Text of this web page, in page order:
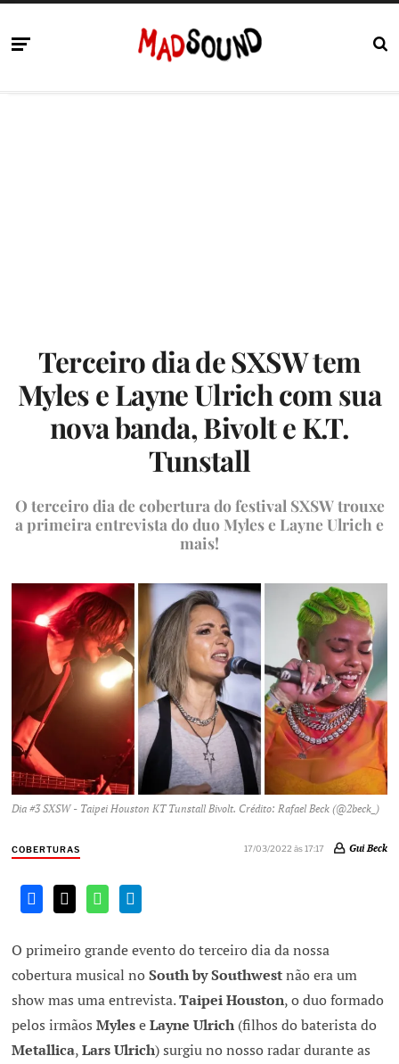
Terceiro dia de SXSW tem
Myles e Layne Ulrich com sua
nova banda, Bivolt e K.T.
Tunstall
O terceiro dia de cobertura do festival SXSW trouxe
a primeira entrevista do duo Myles e Layne Ulrich e
mais!
Dia #3 SXSW - Taipei Houston KT Tunstall Bivolt. Crédito: Rafael Beck (@2beck_)
COBERTURAS 17/03/2022 às 17:17 Gui Beck
O primeiro grande evento do terceiro dia da nossa
cobertura musical noSouth by Southwestnão era um
show mas uma entrevista.Taipei Houston, o duo formado
pelos irmãosMyleseLayne Ulrich (filhos do baterista do
Metallica,Lars Ulrich) surgiu no nosso radar durante as